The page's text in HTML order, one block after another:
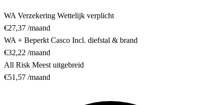
WA Verzekering Wettelijk verplicht
€27,37 /maand
WA + Beperkt Casco Incl. diefstal & brand
€32,22 /maand
All Risk Meest uitgebreid
€51,57 /maand